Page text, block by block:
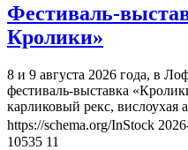
Фестиваль-
Кролики»
8 и 9 августа 2026 года, в
фестиваль-выставка
карликовый рекс, вислоухая
https://schema.org/InStock
10535 11